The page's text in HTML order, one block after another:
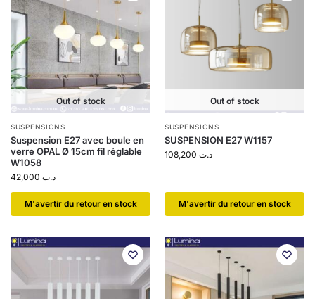
Out of stock
SUSPENSIONS
Suspension E27 avec boule en
verre OPAL Ø 15cm fil réglable
W1058
د.ت
​M'avertir du retour en stock
Out of stock
SUSPENSIONS
SUSPENSION E27 W1157
د.ت
​M'avertir du retour en stock